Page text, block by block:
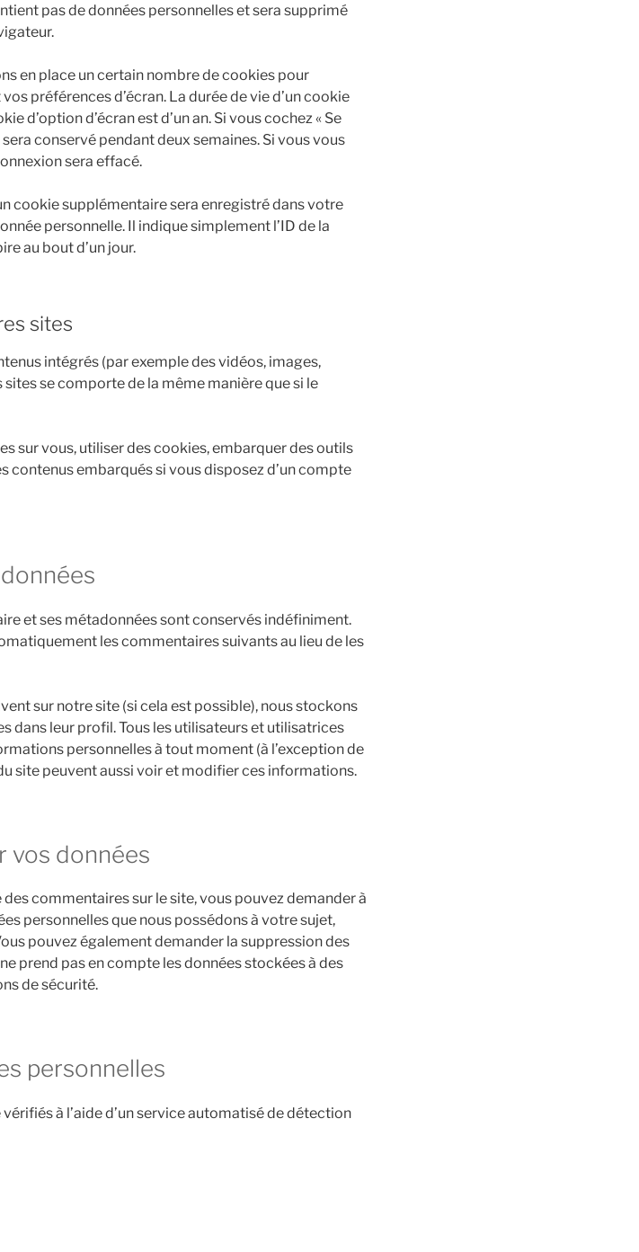
pas de données personnelles et sera supprimé
en place un certain nombre de cookies pour
préférences d’écran. La durée de vie d’un cookie
d’option d’écran est d’un an. Si vous cochez « Se
conservé pendant deux semaines. Si vous vous
sera effacé.
cookie supplémentaire sera enregistré dans votre
personnelle. Il indique simplement l’ID de la
au bout d’un jour.
sites
intégrés (par exemple des vidéos, images,
se comporte de la même manière que si le
sur vous, utiliser des cookies, embarquer des outils
contenus embarqués si vous disposez d’un compte
et ses métadonnées sont conservés indéfiniment.
les commentaires suivants au lieu de les
sur notre site (si cela est possible), nous stockons
dans leur profil. Tous les utilisateurs et utilisatrices
personnelles à tout moment (à l’exception de
site peuvent aussi voir et modifier ces informations.
vos données
commentaires sur le site, vous pouvez demander à
personnelles que nous possédons à votre sujet,
pouvez également demander la suppression des
prend pas en compte les données stockées à des
de sécurité.
personnelles
à l’aide d’un service automatisé de détection